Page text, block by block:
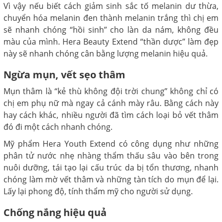
Vì vậy nếu biết cách giảm sinh sắc tố melanin dư thừa,
chuyển hóa melanin đen thành melanin trắng thì chị em
sẽ nhanh chóng “hồi sinh” cho làn da nám, không đều
màu của mình. Hera Beauty Extend “thần dược” làm đẹp
này sẽ nhanh chóng cân bằng lượng melanin hiệu quả.
Ngừa mụn, vết sẹo thâm
Mụn thâm là “kẻ thù không đội trời chung” không chỉ có
chị em phụ nữ mà ngay cả cánh mày râu. Bằng cách này
hay cách khác, nhiều người đã tìm cách loại bỏ vết thâm
đó đi một cách nhanh chóng.
Mỹ phẩm Hera Youth Extend có công dụng như những
phân tử nước nhẹ nhàng thẩm thấu sâu vào bên trong
nuôi dưỡng, tái tạo lại cấu trúc da bị tổn thương, nhanh
chóng làm mờ vết thâm và những tàn tích do mụn để lại.
Lấy lại phong độ, tính thẩm mỹ cho người sử dụng.
Chống nắng hiệu quả